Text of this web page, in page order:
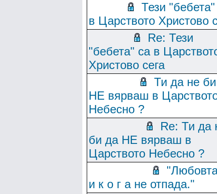
Тези
в Царството Христово
Re: Тези
"бебета" са в
Христово сега
Ти да не
НЕ вярваш в
Небесно ?
Re: Ти да
би да НЕ вярваш в
Царството Небесно ?
и к о г а не отпада."